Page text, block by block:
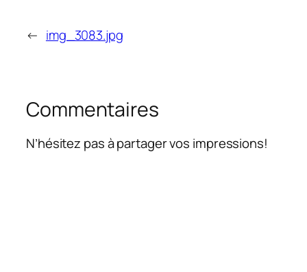
← img_3083.jpg
Commentaires
N’hésitez pas à partager vos impressions!